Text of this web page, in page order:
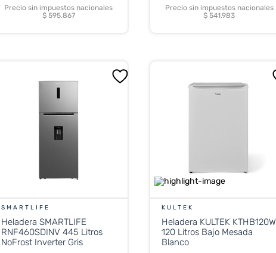
Precio sin impuestos nacionales
$ 595.867
Precio sin impuestos nacionales
$ 541.983
SMARTLIFE
Heladera SMARTLIFE
RNF460SDINV 445 Litros
NoFrost Inverter Gris
KULTEK
Heladera KULTEK KTHB120W
120 Litros Bajo Mesada
Blanco